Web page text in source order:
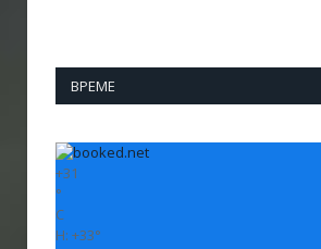
ВРЕМЕ
+31
°
C
H: +33°